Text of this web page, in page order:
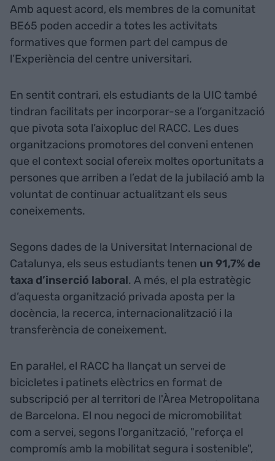
Amb aquest acord, els membres de la comunitat
BE65 poden accedir a totes les activitats
formatives que formen part del campus de
l’Experiència del centre universitari.
En sentit contrari, els estudiants de la UIC també
tindran facilitats per incorporar-se a l’organització
que pivota sota l’aixopluc del RACC. Les dues
organitzacions promotores del conveni entenen
que el context social ofereix moltes oportunitats a
persones que arriben a l’edat de la jubilació amb la
voluntat de continuar actualitzant els seus
coneixements.
Segons dades de la Universitat Internacional de
Catalunya, els seus estudiants tenen un 91,7% de
taxa d’inserció laboral. A més, el pla estratègic
d’aquesta organització privada aposta per la
docència, la recerca, internacionalització i la
transferència de coneixement.
En paral·lel, el RACC ha llançat un servei de
bicicletes i patinets elèctrics en format de
subscripció per al territori de l'Àrea Metropolitana
de Barcelona. El nou negoci de micromobilitat
com a servei, segons l'organització, "reforça el
compromís amb la mobilitat segura i sostenible",